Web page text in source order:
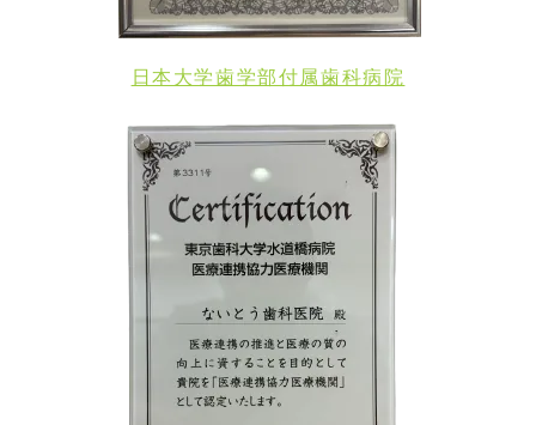
日本大学歯学部付属歯科病院